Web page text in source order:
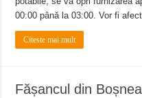
00:00 până la 03:00. Vor fi
Citeste mai mult
Fășancul din